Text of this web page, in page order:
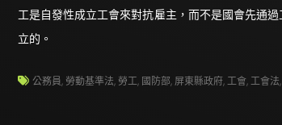
工是自發性成立工會來對抗雇主，而不是國會先通
立的。
公務員, 勞動基準法, 勞工, 國防部, 屏東縣政府,工會,工會法,